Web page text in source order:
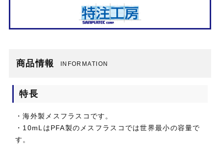
商品情報 INFORMATION
特長
・海外製メスフラスコです。
・10mLはPFA製のメスフラスコでは世界最小の容量で
す。